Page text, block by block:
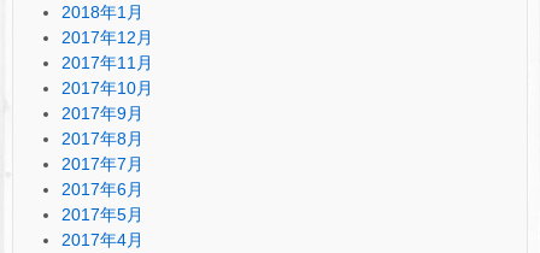
2018年1月
2017年12月
2017年11月
2017年10月
2017年9月
2017年8月
2017年7月
2017年6月
2017年5月
2017年4月